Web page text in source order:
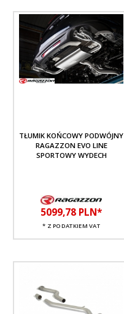
TŁUMIK KOŃCOWY PODWÓJNY
RAGAZZON EVO LINE
SPORTOWY WYDECH
5099,78 PLN*
* Z PODATKIEM VAT